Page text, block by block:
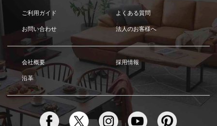
ご利用ガイド よくある質問
お問い合わせ 法人のお客様へ
会社概要 採用情報
沿革